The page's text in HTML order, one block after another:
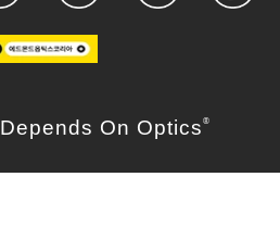
Depends On Optics ®